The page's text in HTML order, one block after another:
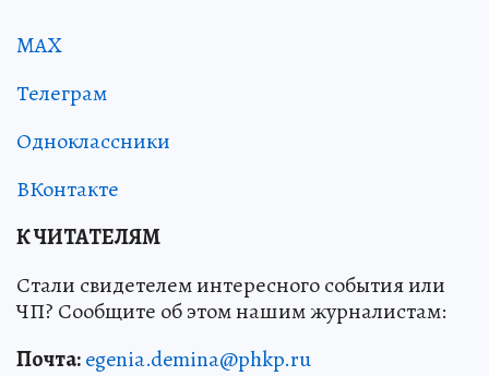
MAX
Телеграм
Одноклассники
ВКонтакте
К ЧИТАТЕЛЯМ
Стали свидетелем интересного события или
ЧП? Сообщите об этом нашим журналистам:
Почта:egenia.demina@phkp.ru